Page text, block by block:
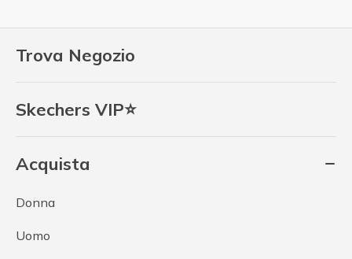
Trova Negozio
Skechers VIP⭐
Acquista
Donna
Uomo